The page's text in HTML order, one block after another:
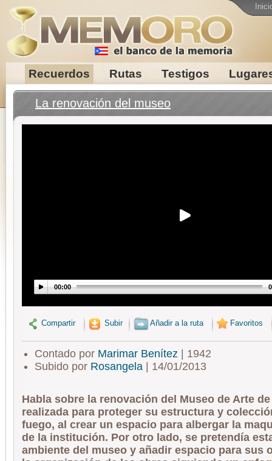
Recuerdos Rutas Testigos
La renovación del museo
00:00
Compartir Subir Añadir a la ruta Favoritos
Contado por Marimar Benítez| 1942
Subido por Rosangela| 14/01/2013
Habla sobre la renovación del Museo de Arte
realizada para proteger su estructura y
fuego, al crear un espacio para albergar la
de la institución. Por otro lado, se pretendía
ambiente del museo y añadir espacio para sus